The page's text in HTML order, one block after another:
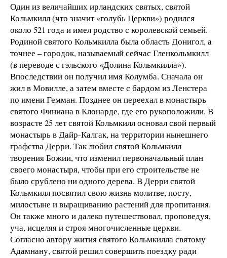
Один из величайших ирландских святых, святой
Кольмкилл (что значит «голубь Церкви») родился
около 521 года и имел родство с королевской семьей.
Родиной святого Кольмкилла была область Донигол, а
точнее – городок, называемый сейчас Гленкольмкилл
(в переводе с гэльского «Долина Кольмкилла»).
Впоследствии он получил имя Колумба. Сначала он
жил в Мовилле, а затем вместе с бардом из Ленстера
по имени Гемман. Позднее он переехал в монастырь
святого Финиана в Клонарде, где его рукоположили. В
возрасте 25 лет святой Кольмкилл основал свой первый
монастырь в Дайр-Калгак, на территории нынешнего
графства Дерри. Так любил святой Кольмкилл
творения Божии, что изменил первоначальный план
своего монастыря, чтобы при его строительстве не
было срублено ни одного дерева. В Дерри святой
Кольмкилл посвятил свою жизнь молитве, посту,
милостыне и выращиванию растений для пропитания.
Он также много и далеко путешествовал, проповедуя,
уча, исцеляя и строя многочисленные церкви.
Согласно автору жития святого Кольмкилла святому
Адамнану, святой решил совершить поездку ради